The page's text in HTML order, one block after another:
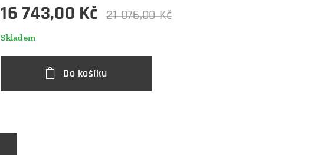
16 743,00 Kč 21 076,00Kč
Skladem
Do košíku